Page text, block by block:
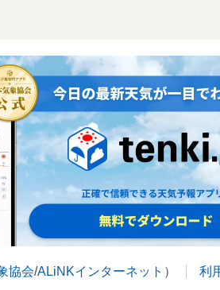
協会/ALiNKインターネット ） 利